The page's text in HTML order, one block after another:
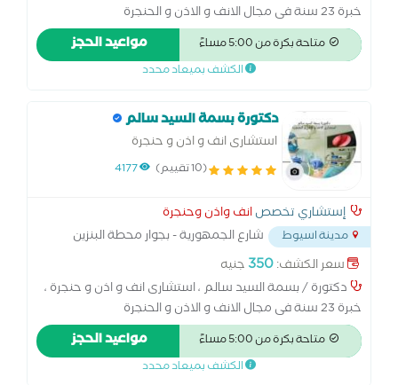
خبرة 23 سنة فى مجال الانف و الاذن و الحنجرة
متاحة بكرة من 5:00 مساءً مواعيد الحجز
الكشف بميعاد محدد
دكتورة بسمة السيد سالم
استشارى انف و اذن و حنجرة
(10 تقييم) 4177
إستشاري تخصصانف واذن وحنجرة
مدينة اسيوط
شارع الجمهورية - بجوار محطة البنزين
سعر الكشف:350 جنيه
دكتورة / بسمة السيد سالم ، استشارى انف و اذن و حنجرة ،
خبرة 23 سنة فى مجال الانف و الاذن و الحنجرة
متاحة بكرة من 5:00 مساءً مواعيد الحجز
الكشف بميعاد محدد